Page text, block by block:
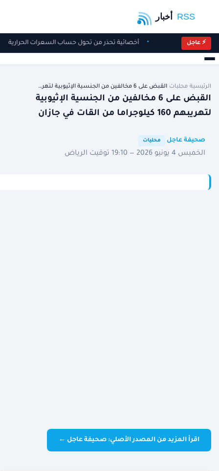
⚡ عاجل أخصائية تحذر من تحول حساب السعرات الحرارية
الرئيسية محليات القبض على 6 مخالفين من الجنسية الإثيوبية لتهر…
القبض على 6 مخالفين من الجنسية الإثيوبية
لتهريبهم 160 كيلوجراما من القات في جازان
صحيفة عاجل محليات
الخميس 4 يونيو 2026 — 19:10 توقيت الرياض
اقرأ المزيد من المصدر الأصلي: صحيفة عاجل ←